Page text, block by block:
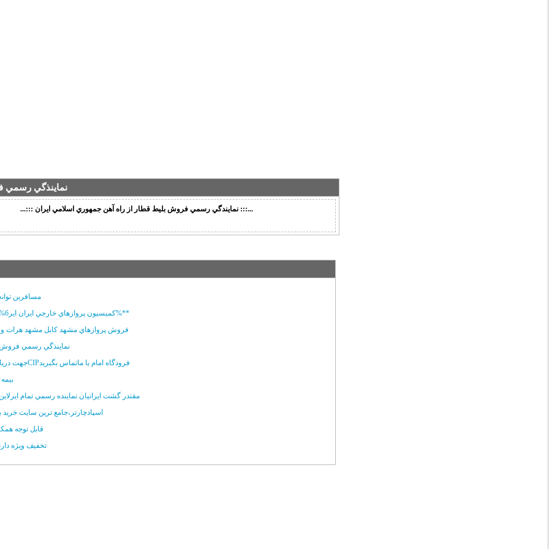
نماينذگي رسمي
...::: نمايندگي رسمي فروش بليط قطار از راه آهن جمهوري اسلامي ايران :::...
مسافرين
**کميسيون پروازهاي خارجي ايران اير6%-ماهان 9%**
فروش پروازهاي مشهد کابل مشهد هرات و
نماينذگي رسمي فروش
جهت دريافت خدماتCIPفرودگاه امام با ماتماس بگيريد
مقتدر گشت ايرانيان نماينده رسمي تمام
اسپادچارتر،جامع ترين سايت خريد
قابل توجه
تخفيف ويژه